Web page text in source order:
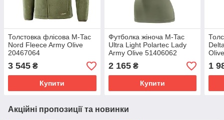
Толстовка флісова M-Tac
Nord Fleece Army Olive
20467064
3 545 ₴
Купити
Футболка жіноча M-Tac
Ultra Light Polartec Lady
Army Olive 51406062
2 165₴
Купити
1
Акційні пропозиції та новинки